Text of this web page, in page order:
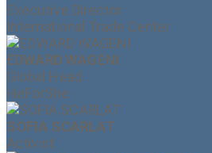
Executive Director
International Trade Center
EDWARD WAGENI
Global Head
HeForShe
SOFIA SCARLAT
Activist